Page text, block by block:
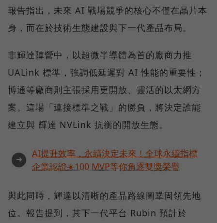
報告指出，未來 AI 戰場競爭的核心不僅在晶片本
身，而在於技術生態建設與下一代產品布局。
非輝達陣營中，以超微半導體為首的廠商力推
UALink 標準，強調低延遲對 AI 性能的重要性；
博通等廠商則主張採用更開放、靈活的以太網方
案。這場「連接標準之戰」的勝負，將決定誰能
建立與 輝達 NVLink 抗衡的開放生態。
➜
AI提升效率，永續決定未來！全球永續指標
企業認證☀️100 MVP等你角逐雙獎榮譽
與此同時，輝達以清晰的產品路線圖鞏固領先地
位。報告提到，其下一代平台 Rubin 預計於